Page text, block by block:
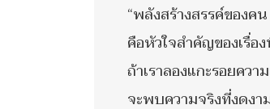
“พลังสร้างสรรค์ของค
คือหัวใจสำคัญของเรื่อ
ถ้าเราลองแกะรอยคว
จะพบความจริงที่งดงา